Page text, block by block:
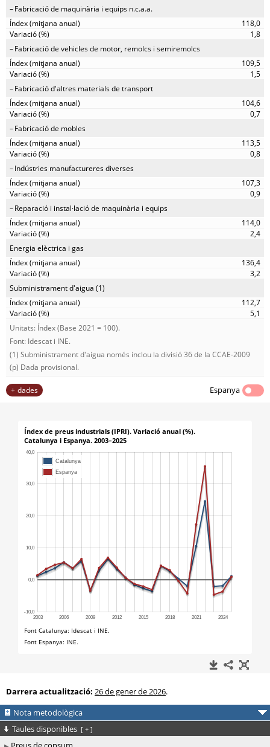
Fabricació de maquinària i equips n.c.a.a.
118,0
1,8
Fabricació de vehicles de motor, remolcs i semiremolcs
109,5
1,5
Fabricació d'altres materials de transport
104,6
0,7
Fabricació de mobles
113,5
0,8
Indústries manufactureres diverses
107,3
0,9
Reparació i instal·lació de maquinària i equips
114,0
2,4
Energia elèctrica i gas
136,4
3,2
Subministrament d'aigua (1)
112,7
5,1
Unitats: Índex (Base 2021 = 100).
Font: Idescat i INE.
(1) Subministrament d'aigua només inclou la divisió 36 de la CCAE-2009
(p) Dada provisional.
dades Espanya
Darrera actualització: 26 de gener de 2026.
Nota metodològica
Taules disponibles [ + ]